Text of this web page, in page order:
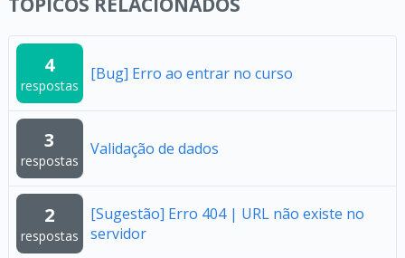
4
respostas
[Bug] Erro ao entrar no curso
3
respostas
Validação de dados
2
respostas
[Sugestão] Erro 404 | URL não existe no
servidor